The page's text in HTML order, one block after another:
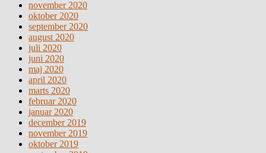
november 2020
oktober 2020
september 2020
august 2020
juli 2020
juni 2020
maj 2020
april 2020
marts 2020
februar 2020
januar 2020
december 2019
november 2019
oktober 2019